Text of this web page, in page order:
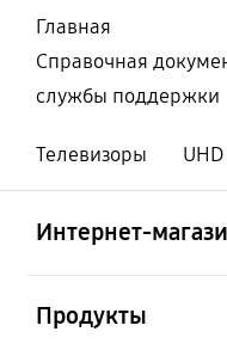
Главная
Справочная
службы поддержки
Телевизоры UHD
Интернет-
Продукты